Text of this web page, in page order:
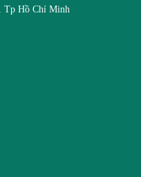
Tp Hồ Chí Minh